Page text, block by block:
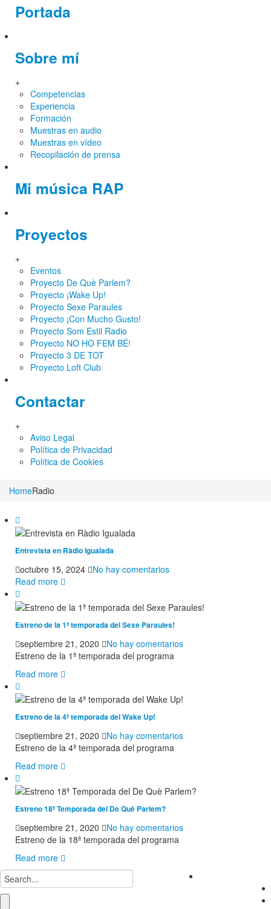
Portada
Sobre mí
+
Competencias
Experiencia
Formación
Muestras en audio
Muestras en vídeo
Recopilación de prensa
Mi música RAP
Proyectos
+
Eventos
Proyecto De Què Parlem?
Proyecto ¡Wake Up!
Proyecto Sexe Paraules
Proyecto ¡Con Mucho Gusto!
Proyecto Som Estil Radio
Proyecto NO HO FEM BÉ!
Proyecto 3 DE TOT
Proyecto Loft Club
Contactar
+
Aviso Legal
Política de Privacidad
Política de Cookies
HomeRadio
Entrevista en Ràdio Igualada
octubre 15, 2024 No hay comentariosen
Ràdio
Read more
Estreno de la 1ª temporada del Sexe Paraules!
septiembre 21, 2020 No hay comentariosen
Paraules!
Estreno de la 1ª temporada del programa
Read more
Estreno de la 4ª temporada del Wake Up!
septiembre 21, 2020 No hay comentariosen
temporada
Up!
Estreno de la 4ª temporada del programa
Read more
Estreno 18ª Temporada del De Què Parlem?
septiembre 21, 2020 No hay comentariosen
del
Estreno de la 18ª temporada del programa
Read more